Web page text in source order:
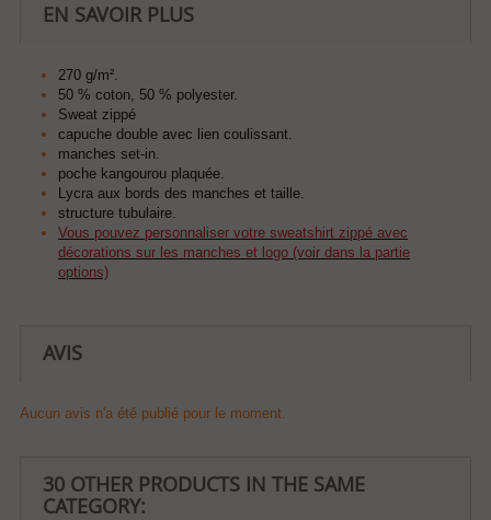
EN SAVOIR PLUS
270 g/m².
50 % coton, 50 % polyester.
Sweat zippé
capuche double avec lien coulissant.
manches set-in.
poche kangourou plaquée.
Lycra aux bords des manches et taille.
structure tubulaire.
Vous pouvez personnaliser votre sweatshirt zippé avec
décorations sur les manches et logo (voir dans la partie
options)
AVIS
Aucun avis n'a été publié pour le moment.
30 OTHER PRODUCTS IN THE SAME
CATEGORY: